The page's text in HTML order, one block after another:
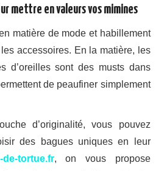
mettre en valeurs vos mimines
matière de mode et habillement
accessoires. En la matière, les
d’oreilles sont des musts dans
de peaufiner simplement
d’originalité, vous pouvez
des bagues uniques en leur
de-tortue.fr, on vous propose